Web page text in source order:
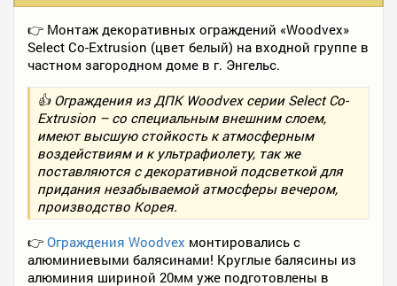
ФОТО РАБОТ
КОНТАКТЫ
ПОЛЕЗНОЕ
👉 Монтаж декоративных ограждений «Woodvex»
Select Сo-Extrusion (цвет белый) на входной группе в
частном загородном доме в г. Энгельс.
👍 Ограждения из ДПК Woodvex серии Select Co-
Extrusion – со специальным внешним слоем,
имеют высшую стойкость к атмосферным
воздействиям и к ультрафиолету, так же
поставляются с декоративной подсветкой для
придания незабываемой атмосферы вечером,
производство Корея.
👉 Ограждения Woodvex монтировались с
алюминиевыми балясинами! Круглые балясины из
алюминия шириной 20мм уже подготовлены в